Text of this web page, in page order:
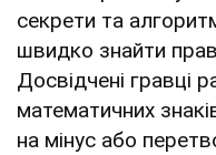
секрети та
швидко знайти
Досвідчені гравці
математичних
на мінус або